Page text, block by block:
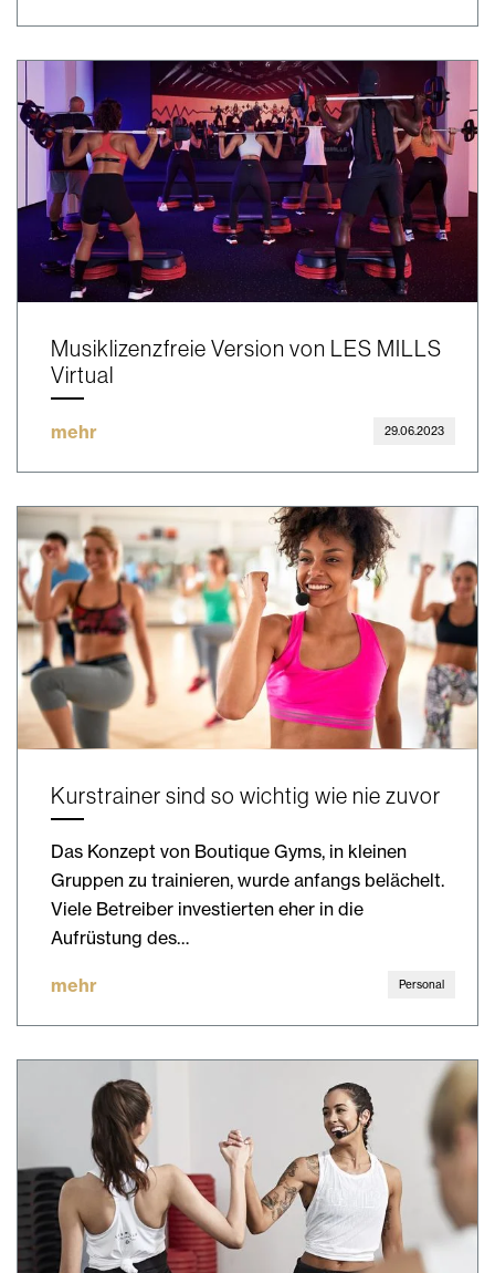
Musiklizenzfreie Version von LES MILLS
Virtual
mehr 29.06.2023
Kurstrainer sind so wichtig wie nie zuvor
Das Konzept von Boutique Gyms, in kleinen
Gruppen zu trainieren, wurde anfangs belächelt.
Viele Betreiber investierten eher in die
Aufrüstung des…
mehr Personal